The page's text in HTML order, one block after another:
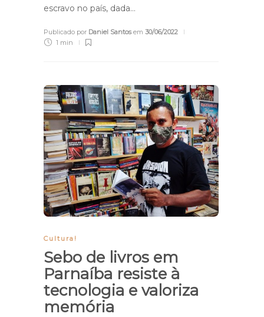
escravo no país, dada…
Publicado por Daniel Santosem 30/06/2022
1 min
Cultura!
Sebo de livros em
Parnaíba resiste à
tecnologia e valoriza
memória